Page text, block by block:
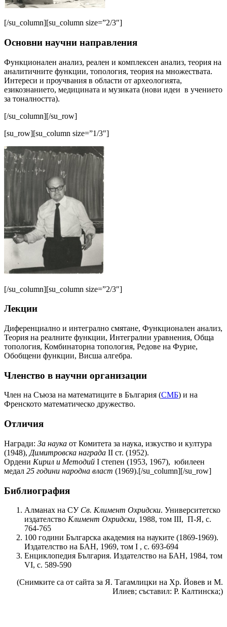
[/su_column][su_column size=”2/3″]
Основни научни направления
Функционален анализ, реален и комплексен анализ, теория на
аналитичните функции, топология, теория на множествата.
Интереси и проучвания в области от археологията,
езикознанието, медицината и музиката (нови идеи в учението
за тоналността).
[/su_column][/su_row]
[su_row][su_column size=”1/3″]
[/su_column][su_column size=”2/3″]
Лекции
Диференциално и интегрално смятане, Функционален анализ,
Теория на реалните функции, Интегрални уравнения, Обща
топология, Комбинаторна топология, Редове на Фурие,
Обобщени функции, Висша алгебра.
Членство в научни организации
Член на Съюза на математиците в България (СМБ) и на
Френското математическо дружество.
Отличия
Награди: За наука от Комитета за наука, изкуство и култура
(1948), Димитровска награда II ст. (1952).
Ордени Кирил и Методий I степен (1953, 1967), юбилеен
медал 25 години народна власт (1969).[/su_column][/su_row]
Библиография
Алманах на СУ Св. Климент Охридски. Университетско
издателство Климент Охридски, 1988, том ІІІ, П-Я, с.
764-765
100 години Българска академия на науките (1869-1969).
Издателство на БАН, 1969, том I , с. 693-694
Енциклопедия България. Издателство на БАН, 1984, том
VI, с. 589-590
(Снимките са от сайта за Я. Тагамлицки на Хр. Йовев и М.
Илиев; съставил: Р. Калтинска;)